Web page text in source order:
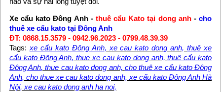
Xe cẩu kato Đông Anh - thuê cẩu Kato tại dong anh-cho
thuê xe cẩu kato tại Đông Anh
ĐT: 0868.15.3579 - 0942.96.2023 - 0799.48.39.39
Tags: xe cẩu kato Đông Anh, xe cau kato dong anh,thuê xe
cẩu kato Đông Anh, thue xe cau kato dong anh,thuê cẩu kato
Đông Anh, thue cau kato dong anh, cho thuê xe cẩu kato Đông
Anh, cho thue xe cau kato dong anh, xe cẩu kato Đông Anh Hà
Nội, xe cau kato dong anh ha noi,